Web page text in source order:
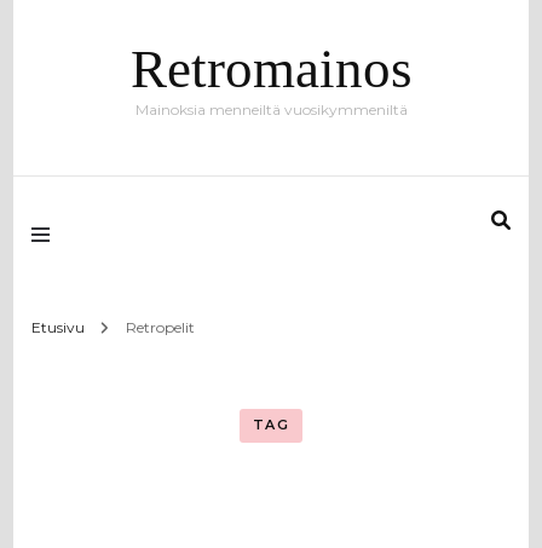
Retromainos
Mainoksia menneiltä vuosikymmeniltä
Etusivu Retropelit
TAG